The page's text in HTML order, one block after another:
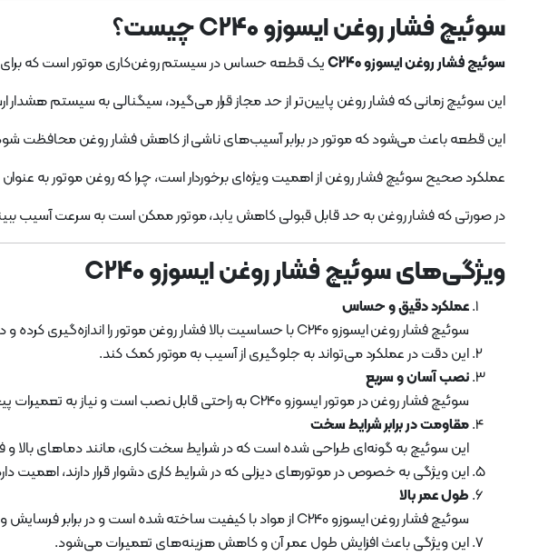
سوئیچ فشار روغن ایسوزو C240 چیست؟
سوئیچ فشار روغن ایسوزو C240
یک قطعه حساس در سیستم روغن‌کاری موتور است که
این سوئیچ زمانی که فشار روغن پایین‌تر از حد مجاز قرار می‌گیرد، سیگنالی به سیستم هشدار
این قطعه باعث می‌شود که موتور در برابر آسیب‌های ناشی از کاهش فشار روغن محافظت
عملکرد صحیح سوئیچ فشار روغن از اهمیت ویژه‌ای برخوردار است، چرا که روغن موتور به
در صورتی که فشار روغن به حد قابل قبولی کاهش یابد، موتور ممکن است به سرعت آسیب
ویژگی‌های سوئیچ فشار روغن ایسوزو C240
عملکرد دقیق و حساس
سوئیچ فشار روغن ایسوزو C240 با حساسیت بالا فشار روغن موتور را اندازه‌گیری کرده و در صورت کاهش آن از حد معین، سیگنالی به سیستم هشدار می‌دهد.
این دقت در عملکرد می‌تواند به جلوگیری از آسیب به موتور کمک کند.
نصب آسان و سریع
سوئیچ فشار روغن در موتور ایسوزو C240 به راحتی قابل نصب است و نیاز به تعمیرات پیچیده ندارد. این ویژگی باعث می‌شود که در صورت نیاز به تعویض، فرایند به‌سرعت انجام شود.
مقاومت در برابر شرایط سخت
این سوئیچ به گونه‌ای طراحی شده است که در شرایط سخت کاری، مانند دماهای بالا و
این ویژگی به خصوص در موتورهای دیزلی که در شرایط کاری دشوار قرار دارند، اهمیت
طول عمر بالا
سوئیچ فشار روغن ایسوزو C240 از مواد با کیفیت ساخته شده است و در برابر فرسایش و خرابی مقاومت زیادی دارد.
این ویژگی باعث افزایش طول عمر آن و کاهش هزینه‌های تعمیرات می‌شود.